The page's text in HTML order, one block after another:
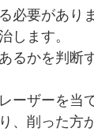
必要がありま
します。
るかを判断
ーザーを当
、削った方